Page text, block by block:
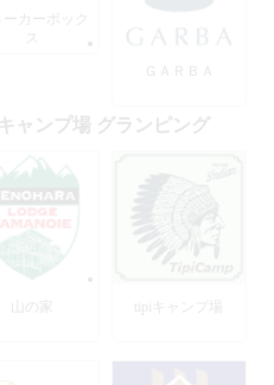
ーカーボック
ス
ＧＡＲＢＡ
ャンプ場 グランピング
山の家 tipiキャンプ場